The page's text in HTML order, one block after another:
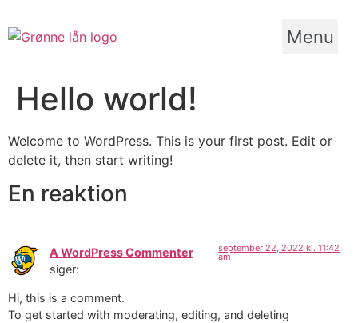
til
indhold
Menu
Hello world!
Welcome to WordPress. This is your first post. Edit or
delete it, then start writing!
En reaktion
A WordPress Commenter
siger:
september 22, 2022 kl. 11:42
am
Hi, this is a comment.
To get started with moderating, editing, and deleting